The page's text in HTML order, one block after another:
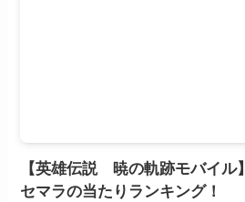
【英雄伝説 暁の軌跡モバイル
セマラの当たりランキング！